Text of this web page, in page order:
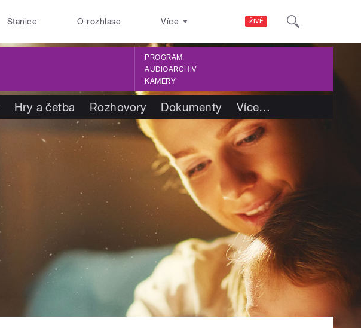
ŽIVĚ
Stanice O rozhlase Více
PROGRAM
AUDIOARCHIV
KAMERY
Hry a četba Rozhovory Dokumenty Více…